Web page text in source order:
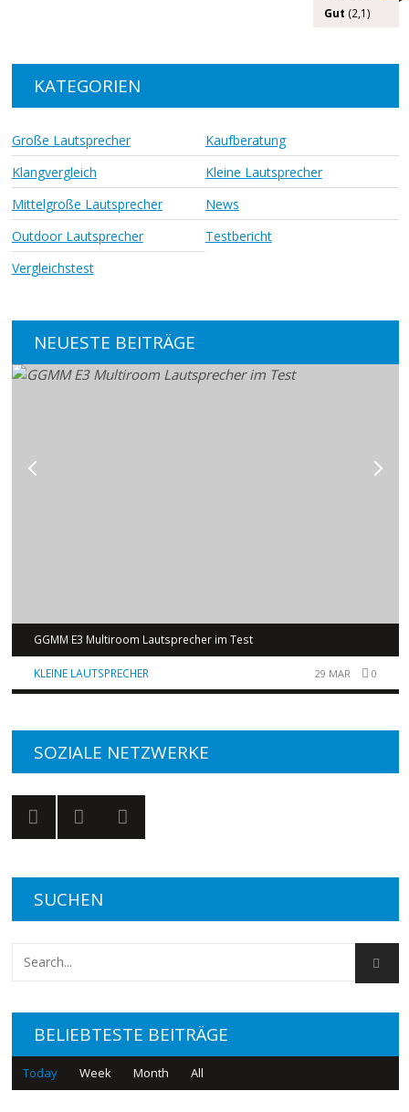
Gut (2,1)
KATEGORIEN
Große Lautsprecher
Kaufberatung
Klangvergleich
Kleine Lautsprecher
Mittelgroße Lautsprecher
News
Outdoor Lautsprecher
Testbericht
Vergleichstest
NEUESTE BEITRÄGE
GGMM E3 Multiroom Lautsprecher im Test
KLEINE LAUTSPRECHER 29 MAR 0
SOZIALE NETZWERKE
SUCHEN
BELIEBTESTE BEITRÄGE
Today Week Month All